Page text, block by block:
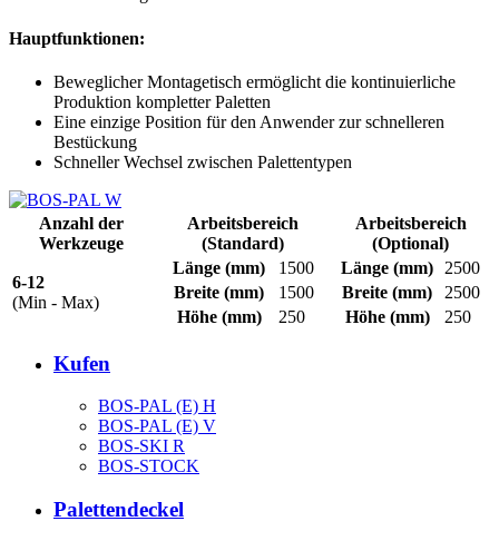
Hauptfunktionen:
Beweglicher Montagetisch ermöglicht die kontinuierliche
Produktion kompletter Paletten
Eine einzige Position für den Anwender zur schnelleren
Bestückung
Schneller Wechsel zwischen Palettentypen
Anzahl der
Werkzeuge
Arbeitsbereich
(Standard)
Arbeitsbereich
(Optional)
6-12
(Min - Max)
Länge (mm) 1500 Länge (mm)
2500
Breite (mm) 1500 Breite (mm)
2500
Höhe(mm) 250 Höhe(mm) 250
Kufen
BOS-PAL (E) H
BOS-PAL (E) V
BOS-SKI R
BOS-STOCK
Palettendeckel